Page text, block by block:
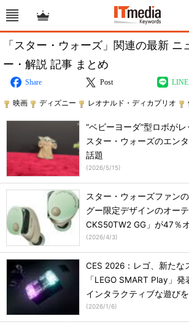
「スター・ウォーズ」関連の最新 ニ
ー・解説 記事 まとめ
Share Post LINE
映画 ディズニー レオナルド・ディカプリオ
“ベビーヨーダ”型ロボが
スター・ウォーズのエン
話題
(2026/5/15)
スター・ウォーズファン
グー限定デザインのオー
CKS50TW2 GG」が47％
(2026/4/3)
CES 2026：レゴ、新たな
「LEGO SMART Play」
インタラクティブな遊び
(2026/1/6)